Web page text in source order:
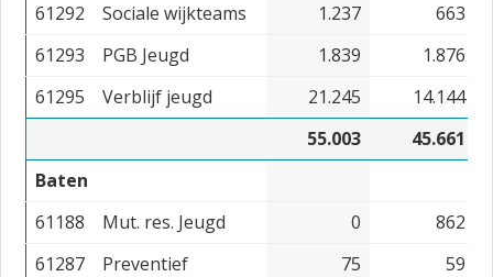
61292 Sociale wijkteams 1.237
663
61293
PGB Jeugd 1.839
1.876
61295
Verblijf jeugd 21.245
14.144
55.003
45.661
Baten
61188
Mut. res. Jeugd 0
862
61287
Preventief
75 59